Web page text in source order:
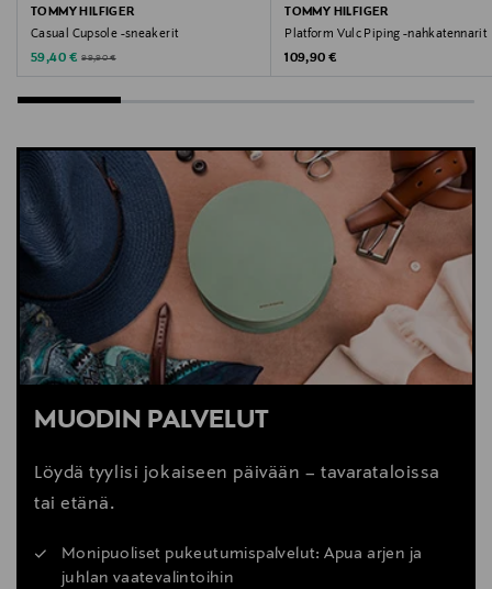
TOMMY HILFIGER
Casual Cupsole -sneakerit
Discounted Price
59,40 € Original Price
99,90 €
TOMMY HILFIGER
Platform Vulc Piping -nahkatennarit
Original Price
109,90 €
MUODIN PALVELUT
Löydä tyylisi jokaiseen päivään – tavarataloissa
tai etänä.
Monipuoliset pukeutumispalvelut: Apua arjen ja
juhlan vaatevalintoihin